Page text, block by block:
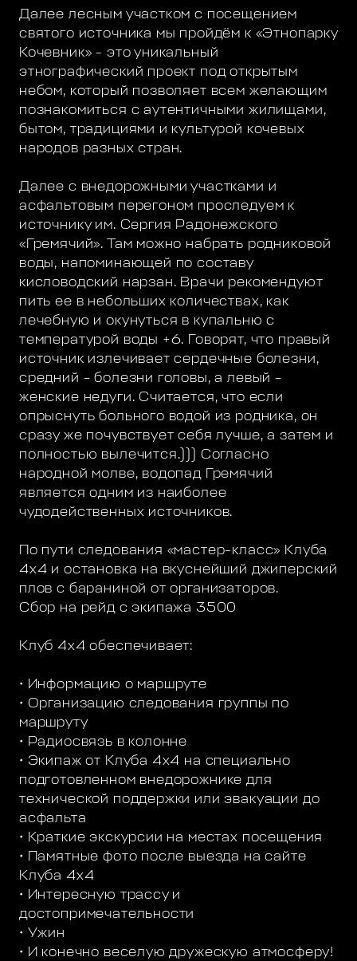
Далее лесным участком с посещением
святого источника мы пройдём к «Этнопарку
Кочевник» - это уникальный
этнографический проект под открытым
небом, который позволяет всем желающим
познакомиться с аутентичными жилищами,
бытом, традициями и культурой кочевых
народов разных стран.
Далее с внедорожными участками и
асфальтовым перегоном проследуем к
источнику им. Сергия Радонежского
«Гремячий». Там можно набрать родниковой
воды, напоминающей по составу
кисловодский нарзан. Врачи рекомендуют
пить ее в небольших количествах, как
лечебную и окунуться в купальню с
температурой воды +6. Говорят, что правый
источник излечивает сердечные болезни,
средний – болезни головы, а левый –
женские недуги. Считается, что если
опрыснуть больного водой из родника, он
сразу же почувствует себя лучше, а затем и
полностью вылечится.))) Согласно
народной молве, водопад Гремячий
является одним из наиболее
чудодейственных источников.
По пути следования «мастер-класс» Клуба
4х4 и остановка на вкуснейший джиперский
плов с бараниной от организаторов.
Сбор на рейд с экипажа 3500
Клуб 4х4 обеспечивает:
• Информацию о маршруте
• Организацию следования группы по
маршруту
• Радиосвязь в колонне
• Экипаж от Клуба 4х4 на специально
подготовленном внедорожнике для
технической поддержки или эвакуации до
асфальта
• Краткие экскурсии на местах посещения
• Памятные фото после выезда на сайте
Клуба 4х4
• Интересную трассу и
достопримечательности
• Ужин
• И конечно веселую дружескую атмосферу!